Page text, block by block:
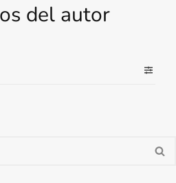
del autor